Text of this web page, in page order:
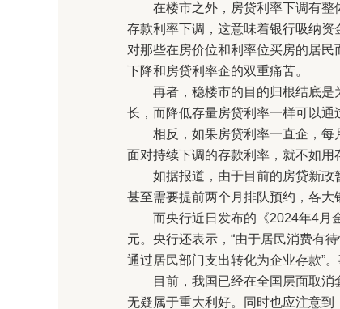
在楼市之外，房贷利率下调有整
存款利率下调，这意味着银行吸纳
对那些在房价位和利率位买房的居
下降和房贷利率企的双重痛苦。
再者，稳楼市的目的归根结底是
长，而降低存量房贷利率一样可以通
相反，如果房贷利率一直企，每
面对持续下调的存款利率，就不如用
如据报道，由于目前的房贷新政
甚至需要提前两个月排队预约，各大
而央行近日发布的《2024年4月金
元。央行还表示，“由于居民消费有
通过居民部门支出转化为企业存款”
目前，我国已经在全国层面取消
无疑属于重大利好。同时也应注意